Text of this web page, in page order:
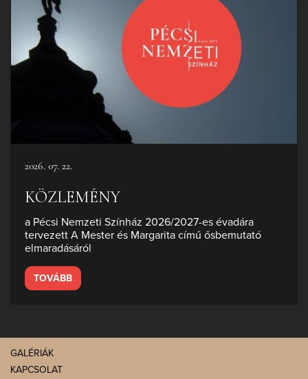
2026. 07. 22.
KÖZLEMÉNY
a Pécsi Nemzeti Színház 2026/2027-es évadára
tervezett A Mester és Margarita című ősbemutató
elmaradásáról
TOVÁBB
GALÉRIÁK
KAPCSOLAT